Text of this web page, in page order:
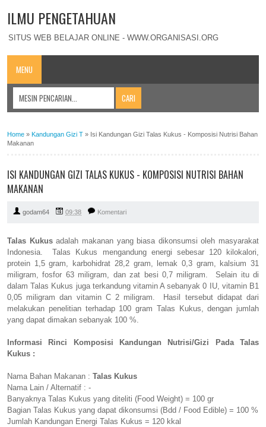
ILMU PENGETAHUAN
SITUS WEB BELAJAR ONLINE - WWW.ORGANISASI.ORG
MENU
Home » Kandungan Gizi T » Isi Kandungan Gizi Talas Kukus - Komposisi Nutrisi Bahan
Makanan
ISI KANDUNGAN GIZI TALAS KUKUS - KOMPOSISI NUTRISI BAHAN
MAKANAN
godam64 09:38 Komentari
Talas Kukusadalah makanan yang biasa dikonsumsi oleh masyarakat
Indonesia. Talas Kukus mengandung energi sebesar 120 kilokalori,
protein 1,5 gram, karbohidrat 28,2 gram, lemak 0,3 gram, kalsium 31
miligram, fosfor 63 miligram, dan zat besi 0,7 miligram. Selain itu di
dalam Talas Kukus juga terkandung vitamin A sebanyak 0 IU, vitamin B1
0,05 miligram dan vitamin C 2 miligram. Hasil tersebut didapat dari
melakukan penelitian terhadap 100 gram Talas Kukus, dengan jumlah
yang dapat dimakan sebanyak 100 %.
Informasi Rinci Komposisi Kandungan Nutrisi/Gizi Pada Talas
Kukus :
Nama Bahan Makanan : Talas Kukus
Nama Lain / Alternatif : -
Banyaknya Talas Kukus yang diteliti (Food Weight) = 100 gr
Bagian Talas Kukus yang dapat dikonsumsi (Bdd / Food Edible) = 100 %
Jumlah Kandungan Energi Talas Kukus = 120 kkal